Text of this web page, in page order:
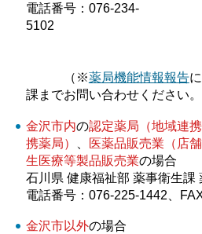
電話番号：076-234-
（※薬局機能情報報告
課までお問い合わせください。
金沢市内の認定薬局（地域連
携薬局）
医薬品販売業（店
生医療等製品販売業の場合
石川県 健康福祉部 薬事衛生課
電話番号：076-225-1442、
金沢市以外の場合